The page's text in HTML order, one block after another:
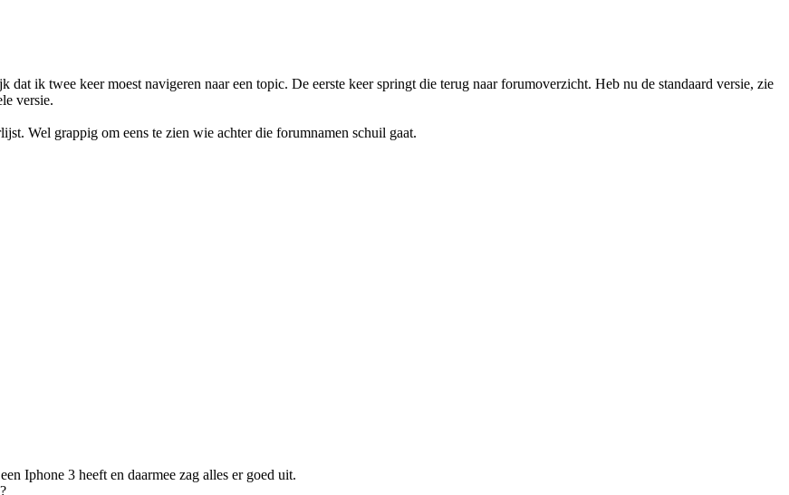
ik twee keer moest navigeren naar een topic. De eerste keer springt die terug naar forumoverzicht. Heb nu de standaard versie, zie
versie.
Wel grappig om eens te zien wie achter die forumnamen schuil gaat.
Iphone 3 heeft en daarmee zag alles er goed uit.